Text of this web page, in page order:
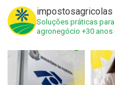
impostosagricolas
Soluções práticas
agronegócio +30 anos